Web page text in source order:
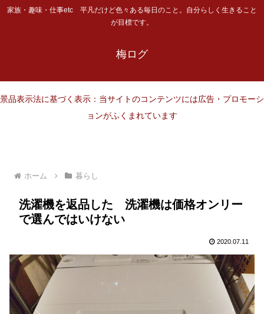
家族・趣味・仕事etc 平凡だけど色々ある毎日のこと。自分らしく生きること
が目標です。
梅ログ
景品表示法に基づく表示：当サイトのコンテンツには広告・プロモーシ
ョンがふくまれています
ホーム 暮らし
洗濯機を返品した 洗濯機は価格オンリー
で選んではいけない
2020.07.11